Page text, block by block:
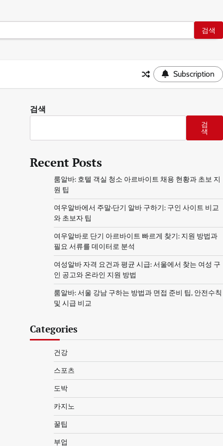
Subscription
검색
검
색
Recent Posts
룸알바: 호텔 객실 청소 아르바이트 채용 현황과 초보 지
원 팁
여우알바에서 주말·단기 알바 구하기: 구인 사이트 비교
와 초보자 팁
여우알바로 단기 아르바이트 빠르게 찾기: 지원 방법과
필요 서류를 데이터로 분석
여성알바 자격 요건과 평균 시급: 서울에서 찾는 여성 구
인 공고와 온라인 지원 방법
룸알바: 서울 강남 구하는 방법과 면접 준비 팁, 안전수칙
및 시급 비교
Categories
건강
스포츠
도박
카지노
꿀팁
부업